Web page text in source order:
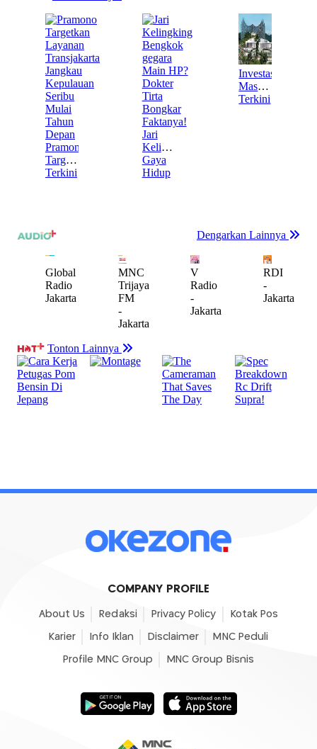
COMPANY PROFILE
About Us Redaksi Privacy Policy Kotak Pos
Karier Info Iklan Disclaimer MNC Peduli
Profile MNC Group MNC Group Bisnis